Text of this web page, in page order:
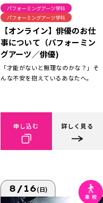
パフォーミングアーツ学科
パフォーミングアーツ学科
【オンライン】俳優のお仕
事について（パフォーミン
グアーツ／俳優)
「才能がないと無理なのかな？」そ
んな不安を抱えているあなたへ。
申し込む 詳しく見る
8/16(日)